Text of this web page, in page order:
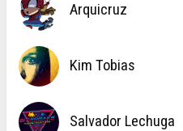
Arquicruz
Kim Tobias
Salvador Lechuga